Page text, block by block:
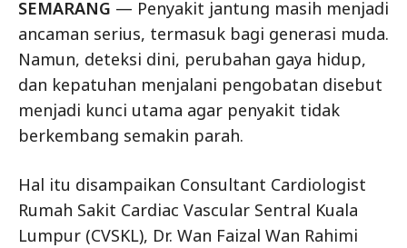
SEMARANG — Penyakit jantung masih menjadi
ancaman serius, termasuk bagi generasi muda.
Namun, deteksi dini, perubahan gaya hidup,
dan kepatuhan menjalani pengobatan disebut
menjadi kunci utama agar penyakit tidak
berkembang semakin parah.
Hal itu disampaikan Consultant Cardiologist
Rumah Sakit Cardiac Vascular Sentral Kuala
Lumpur (CVSKL), Dr. Wan Faizal Wan Rahimi